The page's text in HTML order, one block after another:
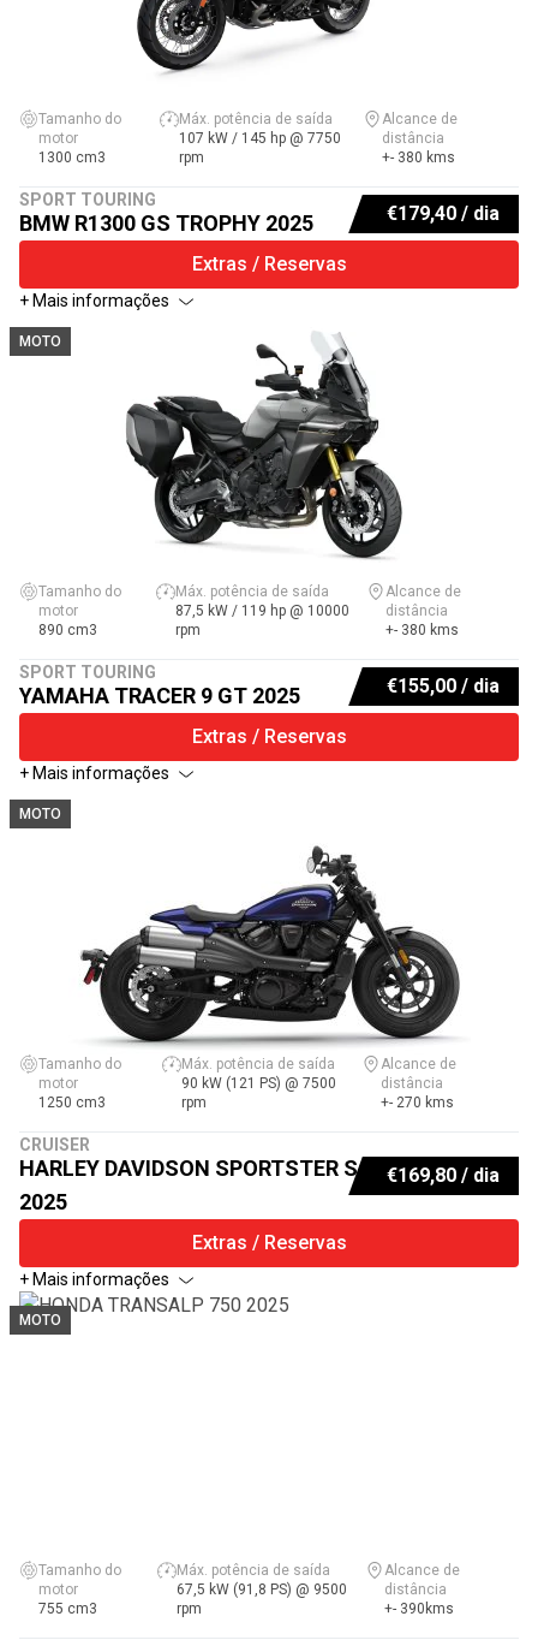
Tamanho do
motor
1300 cm3
Máx. potência de saída
107 kW / 145 hp @ 7750
rpm
Alcance de
distância
+- 380 kms
SPORT TOURING
BMW R1300 GS TROPHY 2025 €179,40 / dia
Extras / Reservas
+ Mais informações
Tamanho do
motor
890 cm3
Máx. potência de saída
87,5 kW / 119 hp @ 10000
rpm
Alcance de
distância
+- 380 kms
SPORT TOURING
YAMAHA TRACER 9 GT 2025 €155,00 / dia
Extras / Reservas
MOTO
+ Mais informações
Tamanho do
motor
1250 cm3
Máx. potência de saída
90 kW (121 PS) @ 7500
rpm
Alcance de
distância
+- 270 kms
CRUISER
HARLEY DAVIDSON SPORTSTER S
2025
€169,80 / dia
Extras / Reservas
MOTO
+ Mais informações
Tamanho do
motor
755 cm3
Máx. potência de saída
67,5 kW (91,8 PS) @ 9500
rpm
Alcance de
distância
+- 390kms
MOTO